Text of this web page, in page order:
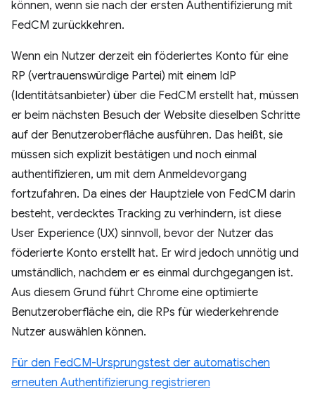
können, wenn sie nach der ersten Authentifizierung mit
FedCM zurückkehren.
Wenn ein Nutzer derzeit ein föderiertes Konto für eine
RP (vertrauenswürdige Partei) mit einem IdP
(Identitätsanbieter) über die FedCM erstellt hat, müssen
er beim nächsten Besuch der Website dieselben Schritte
auf der Benutzeroberfläche ausführen. Das heißt, sie
müssen sich explizit bestätigen und noch einmal
authentifizieren, um mit dem Anmeldevorgang
fortzufahren. Da eines der Hauptziele von FedCM darin
besteht, verdecktes Tracking zu verhindern, ist diese
User Experience (UX) sinnvoll, bevor der Nutzer das
föderierte Konto erstellt hat. Er wird jedoch unnötig und
umständlich, nachdem er es einmal durchgegangen ist.
Aus diesem Grund führt Chrome eine optimierte
Benutzeroberfläche ein, die RPs für wiederkehrende
Nutzer auswählen können.
Für den FedCM-Ursprungstest der automatischen
erneuten Authentifizierung registrieren